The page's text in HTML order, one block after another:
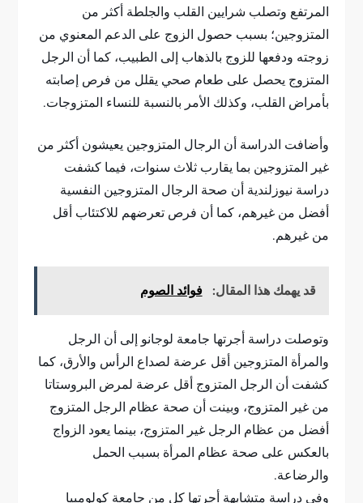
المرتفع وتصلب شرايين القلب والجلطة أكثر من
المتزوجين؛ بسبب حصول الزوج على الدعم المعنوي من
زوجته ودفعها للزوج بالذهاب إلى الطبيب، كما أن الرجل
المتزوج يحصل على طعام صحي يقلل من فرص إصابته
بأمراض القلب، وكذلك الأمر بالنسبة للنساء المتزوجات.
وأضافت الدراسة أن الرجال المتزوجين يعيشون أكثر من
غير المتزوجين بما يقارب ثلاث سنوات، فيما كشفت
دراسة نيوزلندية أن صحة الرجال المتزوجين النفسية
أفضل من غيرهم، كما أن فرص تعرضهم للاكتئاب أقل
من غيرهم.
قد يهمك هذا المقال: فوائد الصوم
وتوصلت دراسة أجرتها جامعة لوجانو إلى أن الرجل
والمرأة المتزوجين أقل عرضة لصداع الرأس والأرق، كما
كشفت أن الرجل المتزوج أقل عرضة لمرض البروستاتا
من غير المتزوج، وبينت أن صحة عظام الرجل المتزوج
أفضل من عظام الرجل غير المتزوج، بينما يعود الزواج
بالعكس على صحة عظام المرأة بسبب الحمل
والرضاعة.
وفي دراسة متشابهة أجرتها كل من جامعة كولومبيا